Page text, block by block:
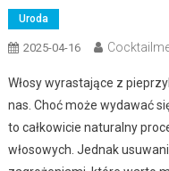
Uroda
2025-04-16
Włosy wyrastające z
nas. Choć może wydawać
to całkowicie naturalny
włosowych. Jednak